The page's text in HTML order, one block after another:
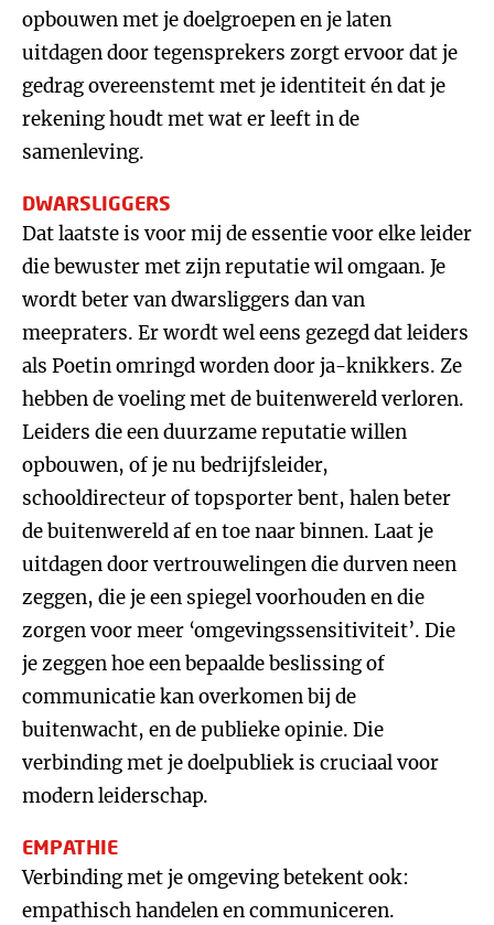
opbouwen met je doelgroepen en je laten
uitdagen door tegensprekers zorgt ervoor dat je
gedrag overeenstemt met je identiteit én dat je
rekening houdt met wat er leeft in de
samenleving.
DWARSLIGGERS
Dat laatste is voor mij de essentie voor elke leider
die bewuster met zijn reputatie wil omgaan. Je
wordt beter van dwarsliggers dan van
meepraters. Er wordt wel eens gezegd dat leiders
als Poetin omringd worden door ja-knikkers. Ze
hebben de voeling met de buitenwereld verloren.
Leiders die een duurzame reputatie willen
opbouwen, of je nu bedrijfsleider,
schooldirecteur of topsporter bent, halen beter
de buitenwereld af en toe naar binnen. Laat je
uitdagen door vertrouwelingen die durven neen
zeggen, die je een spiegel voorhouden en die
zorgen voor meer ‘omgevingssensitiviteit’. Die
je zeggen hoe een bepaalde beslissing of
communicatie kan overkomen bij de
buitenwacht, en de publieke opinie. Die
verbinding met je doelpubliek is cruciaal voor
modern leiderschap.
EMPATHIE
Verbinding met je omgeving betekent ook:
empathisch handelen en communiceren.